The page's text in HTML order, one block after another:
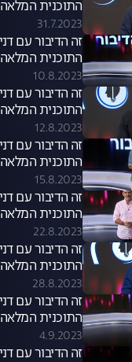
התוכנית המלאה
31.7.2023
התוכנית המלאה
10.8.2023
התוכנית המלאה
12.8.2023
התוכנית המלאה
15.8.2023
התוכנית המלאה
22.8.2023
התוכנית המלאה
28.8.2023
התוכנית המלאה
4.9.2023